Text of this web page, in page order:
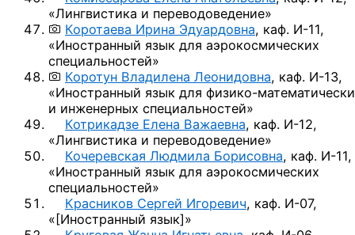
«Лингвистика и переводоведение»
Коротаева Ирина Эдуардовна, каф. И-11,
«Иностранный язык для аэрокосмических
специальностей»
Коротун Владилена Леонидовна, каф. И-13,
«Иностранный язык для физико-
и инженерных специальностей»
Котрикадзе Елена Важаевна, каф. И-12,
«Лингвистика и переводоведение»
Кочеревская Людмила Борисовна, каф. И-11,
«Иностранный язык для аэрокосмических
специальностей»
Красников Сергей Игоревич, каф. И-07,
« [Иностранный язык]»